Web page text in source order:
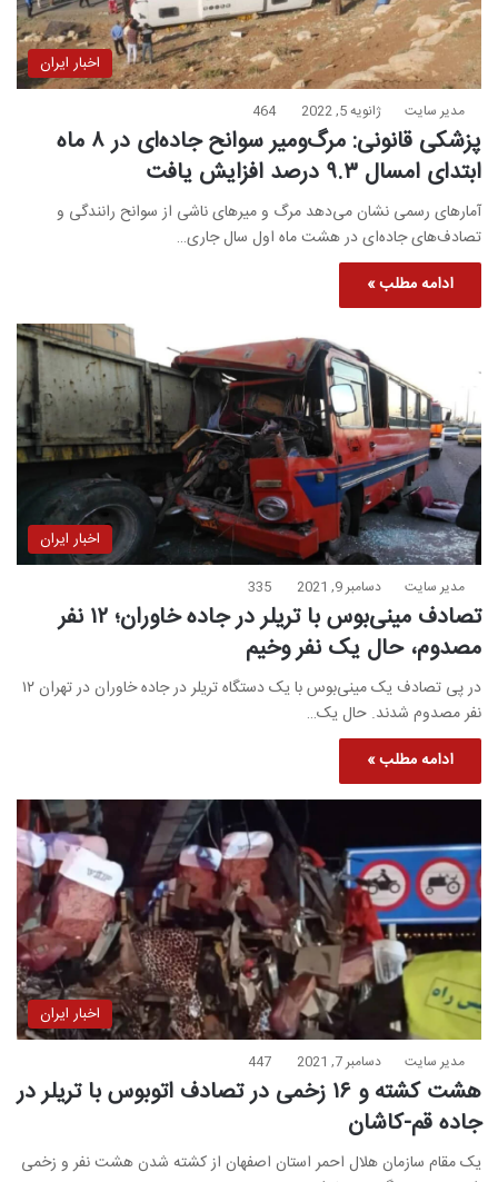
اخبار ایران
مدیر سایت ژانویه 5, 2022 464
پزشکی قانونی: مرگ‌ومیر سوانح جاده‌ای در ۸ ماه
ابتدای امسال ۹.۳ درصد افزایش یافت
آمارهای رسمی نشان می‌دهد مرگ و میرهای ناشی از سوانح رانندگی و
تصادف‌های جاده‌ای در هشت ماه اول سال جاری…
ادامه مطلب »
اخبار ایران
مدیر سایت دسامبر 9, 2021 335
تصادف مینی‌بوس با تریلر در جاده خاوران؛ ۱۲ نفر
مصدوم، حال یک نفر وخیم
در پی تصادف یک مینی‌بوس با یک دستگاه تریلر در جاده خاوران در تهران ۱۲
نفر مصدوم شدند. حال یک…
ادامه مطلب »
اخبار ایران
مدیر سایت دسامبر 7, 2021 447
هشت کشته و ۱۶ زخمی در تصادف اتوبوس با تریلر در
جاده قم-کاشان
یک مقام سازمان هلال احمر استان اصفهان از کشته‌ شدن هشت نفر و زخمی‌